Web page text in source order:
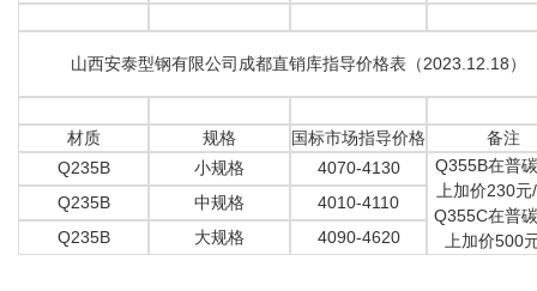
山西安泰型钢有限公司成都直销库指导价格表（2023.12.18）
材质 规格 国标市场指导价格
备注
Q235B
小规格 4070-4130
Q355B在普
上加价230
Q355C在普
上加价500
Q235B 中规格
4010-4110
Q235B
大规格 4090-4620